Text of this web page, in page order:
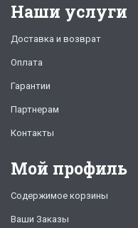
Наши услуги
Доставка и возврат
Оплата
Гарантии
Партнерам
Контакты
Мой профиль
Содержимое корзины
Ваши Заказы